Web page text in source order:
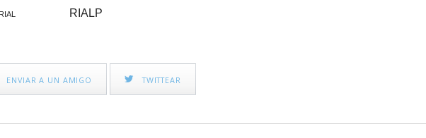
CATEQUESIS COMUNIÓN
AÑO JUBILAR 2025
RIALP
ENVIAR A UN AMIGO TWITTEAR